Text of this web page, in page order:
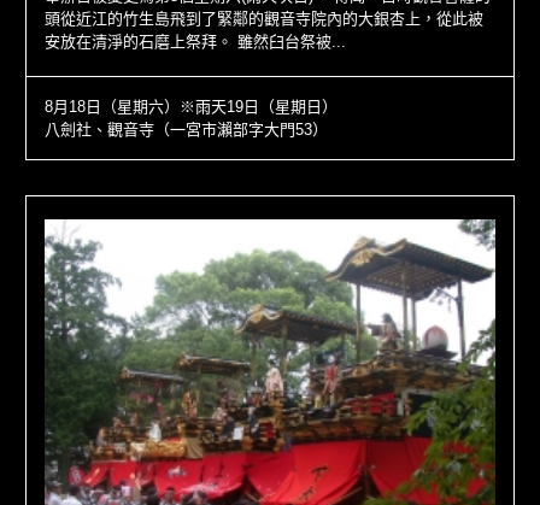
頭從近江的竹生島飛到了緊鄰的觀音寺院內的大銀杏上，從此被
安放在清淨的石磨上祭拜。 雖然臼台祭被...
8月18日（星期六）※雨天19日（星期日）
八劍社、觀音寺（一宮市瀨部字大門53）